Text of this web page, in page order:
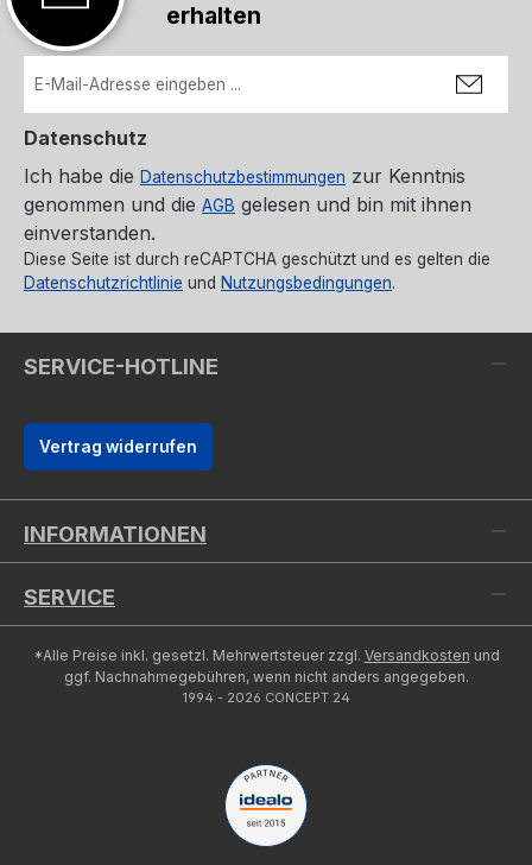
erhalten
Datenschutz
Ich habe die Datenschutzbestimmungen zur Kenntnis
genommen und die AGB gelesen und bin mit ihnen
einverstanden.
Diese Seite ist durch reCAPTCHA geschützt und es gelten die
Datenschutzrichtlinie und Nutzungsbedingungen.
SERVICE-HOTLINE
Vertrag widerrufen
INFORMATIONEN
SERVICE
*Alle Preise inkl. gesetzl. Mehrwertsteuer zzgl. Versandkosten und
ggf. Nachnahmegebühren, wenn nicht anders angegeben.
1994 - 2026 CONCEPT 24